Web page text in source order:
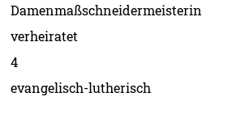
Damenmaßschneidermeisterin
verheiratet
4
evangelisch-lutherisch